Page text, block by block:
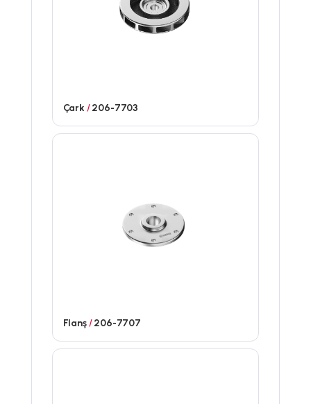
Çark /206-7703
Flanş/206-7707